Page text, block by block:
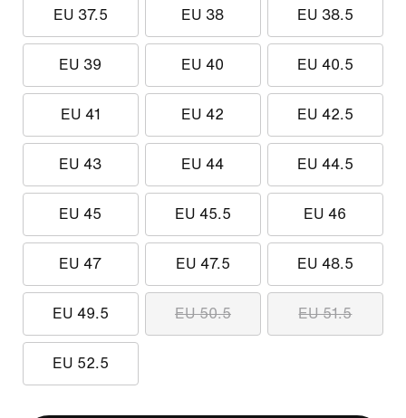
EU 37.5 EU 38 EU 38.5
EU 39 EU 40 EU 40.5
EU 41 EU 42 EU 42.5
EU 43 EU 44 EU 44.5
EU 45 EU 45.5 EU 46
EU 47 EU 47.5 EU 48.5
EU 49.5 EU 50.5 EU 51.5
EU 52.5